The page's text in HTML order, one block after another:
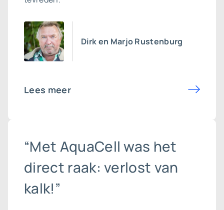
Dirk en Marjo Rustenburg
Lees meer
“Met AquaCell was het
direct raak: verlost van
kalk!”